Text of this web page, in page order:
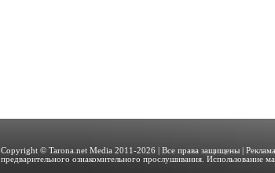
Copyright © Tarona.net Media 2011-2026 | Все права защищены |Реклама
предварительного ознакомительного прослушивания. Использование